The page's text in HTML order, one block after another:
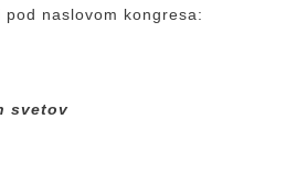
naslovom kongresa:
svetov